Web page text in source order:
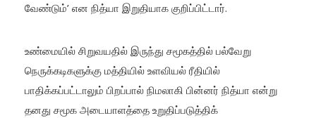
வேண்டும்’ என நித்யா இறுதியாக குறிப்பிட்டார்.
உண்மையில் சிறுவயதில் இருந்து சமூகத்தில் பல்வேறு
நெருக்கடிகளுக்கு மத்தியில் உளவியல் ரீதியில்
பாதிக்கப்பட்டாலும் பிறப்பால் நிமலாகி பின்னர் நித்யா என்று
தனது சமூக அடையாளத்தை உறுதிப்படுத்திக்